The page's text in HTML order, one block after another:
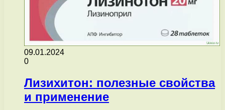
09.01.2024
0
Лизихитон: полезные свойства
и применение